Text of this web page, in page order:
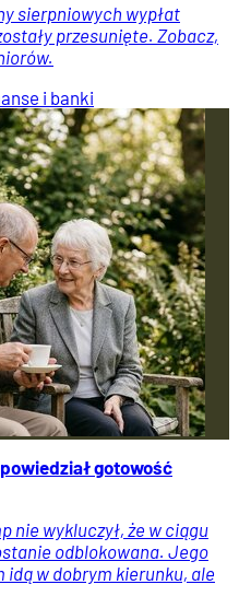
sierpniowych wypłat
przesunięte. Zobacz,
i banki
gotowość
nie wykluczył, że w ciągu
odblokowana. Jego
idą w dobrym kierunku, ale